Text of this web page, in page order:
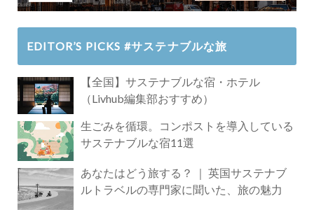
EDITOR’S PICKS #サステナブルな旅
【全国】サステナブルな宿・ホテル
（Livhub編集部おすすめ）
生ごみを循環。コンポストを導入している
サステナブルな宿11選
あなたはどう旅する？ ｜ 英国サステナブ
ルトラベルの専門家に聞いた、旅の魅力